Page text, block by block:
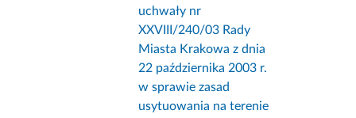
uchwały nr
XXVIII/240/03 Rady
Miasta Krakowa z dnia
22 października 2003 r.
w sprawie zasad
usytuowania na terenie